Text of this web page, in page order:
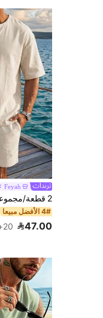
Feyah
4# الأفضل مبيعا
47.00 20+. تم بيع